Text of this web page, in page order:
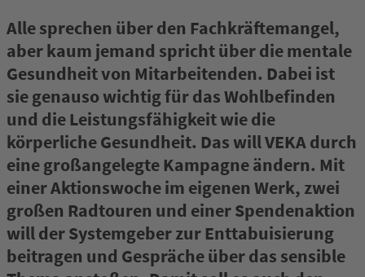
Alle sprechen über den Fachkräftemangel,
aber kaum jemand spricht über die mentale
Gesundheit von Mitarbeitenden. Dabei ist
sie genauso wichtig für das Wohlbefinden
und die Leistungsfähigkeit wie die
körperliche Gesundheit. Das will VEKA durch
eine großangelegte Kampagne ändern. Mit
einer Aktionswoche im eigenen Werk, zwei
großen Radtouren und einer Spendenaktion
will der Systemgeber zur Enttabuisierung
beitragen und Gespräche über das sensible